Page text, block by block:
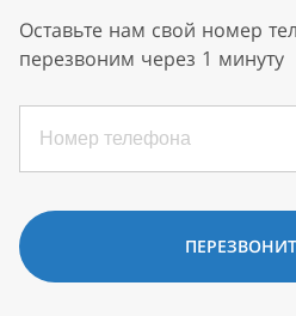
Оставьте нам свой номер
перезвоним через 1 минуту